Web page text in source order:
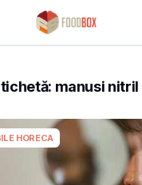
manusi nitril
HORECA